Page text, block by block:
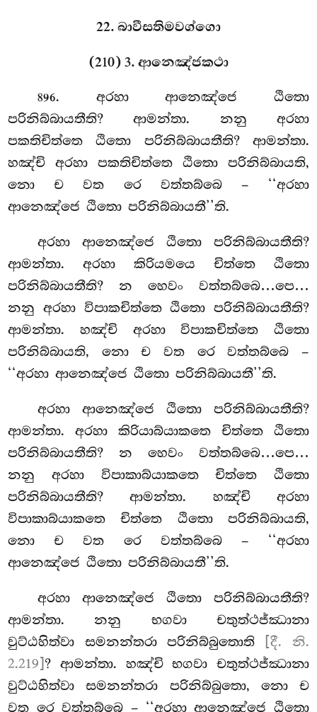
22. බාවීසතිමවග්ගො
(210) 3. ආනෙඤ්ජකථා
896. අරහාආනෙඤ්ජෙ ඨිතො
පරිනිබ්බායතීති? ආමන්තා. නනු අරහා
පකතිචිත්තෙ ඨිතො පරිනිබ්බායතීති? ආමන්තා.
හඤ්චි අරහා පකතිචිත්තෙ ඨිතො පරිනිබ්බායති,
නො ච වත රෙ වත්තබ්බෙ – ‘‘අරහා
ආනෙඤ්ජෙ ඨිතො පරිනිබ්බායතී’’ති.
අරහා ආනෙඤ්ජෙ ඨිතො පරිනිබ්බායතීති?
ආමන්තා. අරහා කිරියමයෙ චිත්තෙ ඨිතො
පරිනිබ්බායතීති? න හෙවං වත්තබ්බෙ…පෙ…
නනු අරහා විපාකචිත්තෙ ඨිතො පරිනිබ්බායතීති?
ආමන්තා. හඤ්චි අරහා විපාකචිත්තෙ ඨිතො
පරිනිබ්බායති, නො ච වත රෙ වත්තබ්බෙ –
‘‘අරහා ආනෙඤ්ජෙ ඨිතො පරිනිබ්බායතී’’ති.
අරහා ආනෙඤ්ජෙ ඨිතො පරිනිබ්බායතීති?
ආමන්තා. අරහා කිරියාබ්යාකතෙ චිත්තෙ ඨිතො
පරිනිබ්බායතීති? න හෙවං වත්තබ්බෙ…පෙ…
නනු අරහා විපාකාබ්යාකතෙ චිත්තෙ ඨිතො
පරිනිබ්බායතීති? ආමන්තා. හඤ්චි අරහා
විපාකාබ්යාකතෙ චිත්තෙ ඨිතො පරිනිබ්බායති,
නො ච වත රෙ වත්තබ්බෙ – ‘‘අරහා
ආනෙඤ්ජෙ ඨිතො පරිනිබ්බායතී’’ති.
අරහා ආනෙඤ්ජෙ ඨිතො පරිනිබ්බායතීති?
ආමන්තා. නනු භගවා චතුත්ථජ්ඣානා
වුට්ඨහිත්වා සමනන්තරා පරිනිබ්බුතොති
[දී. නි.
2.219] ? ආමන්තා. හඤ්චි භගවා චතුත්ථජ්ඣානා
වුට්ඨහිත්වා සමනන්තරා පරිනිබ්බුතො, නො ච
වත රෙ වත්තබ්බෙ – ‘‘අරහා ආනෙඤ්ජෙ ඨිතො